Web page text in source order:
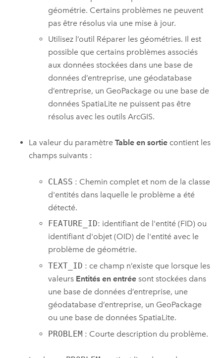
géométrie. Certains problèmes ne peuvent
pas être résolus via une mise à jour.
Utilisez l’outil Réparer les géométries. Il est
possible que certains problèmes associés
aux données stockées dans une base de
données d’entreprise, une géodatabase
d’entreprise, un GeoPackage ou une base de
données SpatiaLite ne puissent pas être
résolus avec les outils ArcGIS.
La valeur du paramètreTable en sortie contient les
champs suivants :
CLASS : Chemin complet et nom de la classe
d'entités dans laquelle le problème a été
détecté.
FEATURE_ID: identifiant de l'entité (FID) ou
identifiant d'objet (OID) de l'entité avec le
problème de géométrie.
TEXT_ID : ce champ n’existe que lorsque les
valeurs Entités en entrée sont stockées dans
une base de données d’entreprise, une
géodatabase d’entreprise, un GeoPackage
ou une base de données SpatiaLite.
PROBLEM : Courte description du problème.